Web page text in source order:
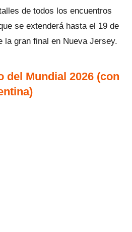
de todos los encuentros
se extenderá hasta el 19 de
la gran final en Nueva Jersey.
del Mundial 2026 (con